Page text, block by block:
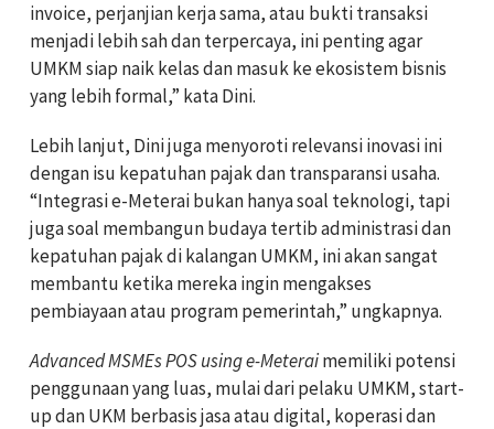
invoice, perjanjian kerja sama, atau bukti transaksi
menjadi lebih sah dan terpercaya, ini penting agar
UMKM siap naik kelas dan masuk ke ekosistem bisnis
yang lebih formal,” kata Dini.
Lebih lanjut, Dini juga menyoroti relevansi inovasi ini
dengan isu kepatuhan pajak dan transparansi usaha.
“Integrasi e-Meterai bukan hanya soal teknologi, tapi
juga soal membangun budaya tertib administrasi dan
kepatuhan pajak di kalangan UMKM, ini akan sangat
membantu ketika mereka ingin mengakses
pembiayaan atau program pemerintah,” ungkapnya.
Advanced MSMEs POS using e-Meteraimemiliki potensi
penggunaan yang luas, mulai dari pelaku UMKM, start-
up dan UKM berbasis jasa atau digital, koperasi dan